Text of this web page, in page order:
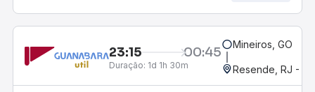
23:15 00:45
Duração: 1d 1h 30m
Mineiros, GO
Resende, RJ -